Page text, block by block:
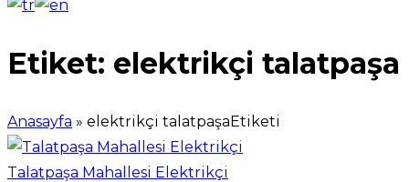
Etiket: elektrikçi talatpaşa
Anasayfa » elektrikçi talatpaşaEtiketi
Talatpaşa Mahallesi Elektrikçi